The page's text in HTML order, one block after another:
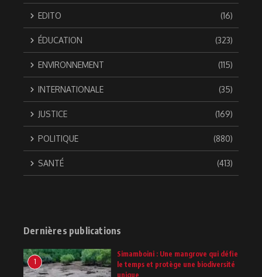
EDITO (16)
ÉDUCATION (323)
ENVIRONNEMENT (115)
INTERNATIONALE (35)
JUSTICE (169)
POLITIQUE (880)
SANTÉ (413)
Dernières publications
1
Simamboini : Une mangrove qui défie
le temps et protège une biodiversité
unique